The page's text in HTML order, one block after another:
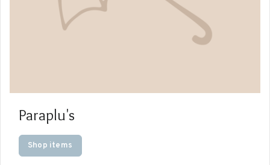
Paraplu's
Shop items